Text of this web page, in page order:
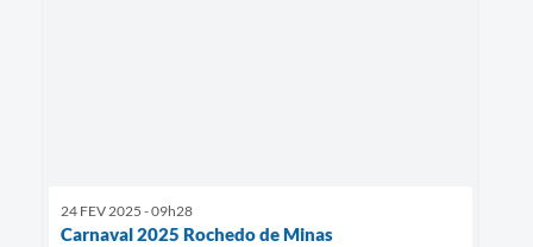
24 FEV 2025 - 09h28
Carnaval 2025 Rochedo de Minas